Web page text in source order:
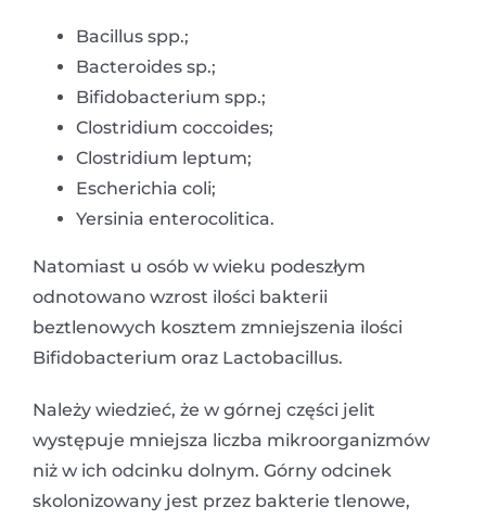
Bacillus spp.;
Bacteroides sp.;
Bifidobacterium spp.;
Clostridium coccoides;
Clostridium leptum;
Escherichia coli;
Yersinia enterocolitica.
Natomiast u osób w wieku podeszłym
odnotowano wzrost ilości bakterii
beztlenowych kosztem zmniejszenia ilości
Bifidobacterium oraz Lactobacillus.
Należy wiedzieć, że w górnej części jelit
występuje mniejsza liczba mikroorganizmów
niż w ich odcinku dolnym. Górny odcinek
skolonizowany jest przez bakterie tlenowe,